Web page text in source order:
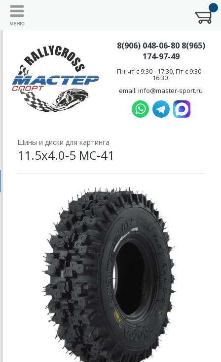
8(906) 048-06-80 8(965)
174-97-49
Пн-чт с 9:30 - 17:30, Пт с 9:30 -
16:30
email: info@master-sport.ru
Шины и диски для картинга
11.5х4.0-5 MC-41